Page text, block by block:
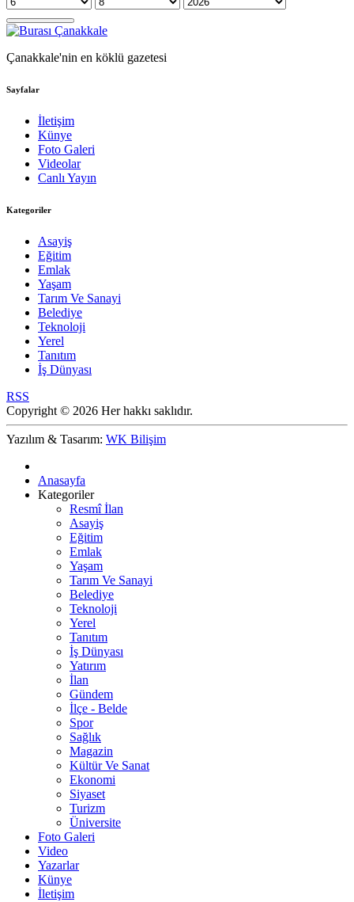
Çanakkale'nin en köklü gazetesi
Sayfalar
İletişim
Künye
Foto Galeri
Videolar
Canlı Yayın
Kategoriler
Asayiş
Eğitim
Emlak
Yaşam
Tarım Ve Sanayi
Belediye
Teknoloji
Yerel
Tanıtım
İş Dünyası
RSS
Copyright © 2026 Her hakkı saklıdır.
Yazılım & Tasarım: WK Bilişim
Anasayfa
Kategoriler
Resmî İlan
Asayiş
Eğitim
Emlak
Yaşam
Tarım Ve Sanayi
Belediye
Teknoloji
Yerel
Tanıtım
İş Dünyası
Yatırım
İlan
Gündem
İlçe - Belde
Spor
Sağlık
Magazin
Kültür Ve Sanat
Ekonomi
Siyaset
Turizm
Üniversite
Foto Galeri
Video
Yazarlar
Künye
İletişim